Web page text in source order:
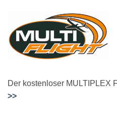
Der kostenloser MULTIPLEX
>>